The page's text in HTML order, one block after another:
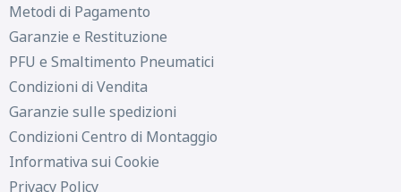
Metodi di Pagamento
Garanzie e Restituzione
PFU e Smaltimento Pneumatici
Condizioni di Vendita
Garanzie sulle spedizioni
Condizioni Centro di Montaggio
Informativa sui Cookie
Privacy Policy